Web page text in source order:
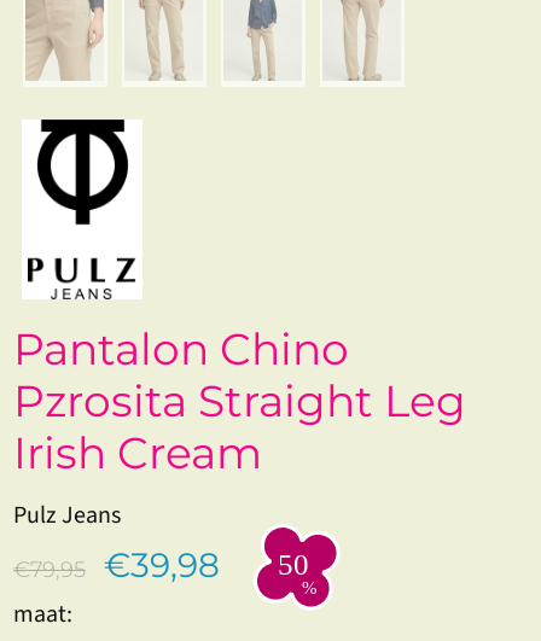
Pantalon Chino
Pzrosita Straight Leg
Irish Cream
Pulz Jeans
€79,95 €39,98
maat: